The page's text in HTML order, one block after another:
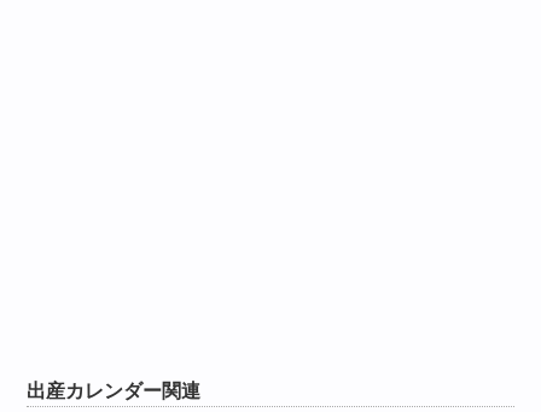
出産カレンダー関連